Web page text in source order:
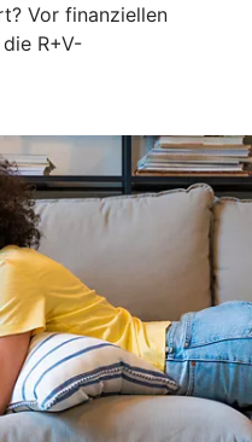
Vor finanziellen
R+V-